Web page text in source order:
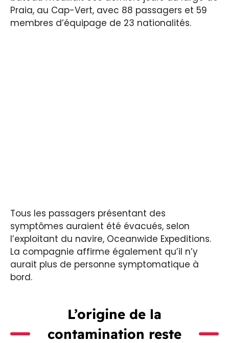
Praia, au Cap-Vert, avec 88 passagers et 59
membres d’équipage de 23 nationalités.
Tous les passagers présentant des
symptômes auraient été évacués, selon
l’exploitant du navire, Oceanwide Expeditions.
La compagnie affirme également qu’il n’y
aurait plus de personne symptomatique à
bord.
L’origine de la
contamination reste